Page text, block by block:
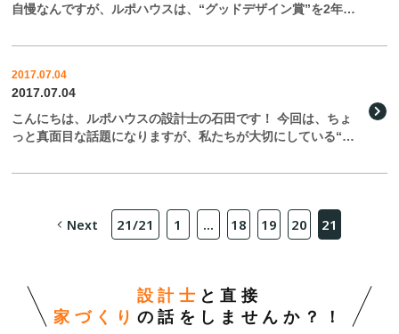
自慢なんですが、ルポハウスは、“グッドデザイン賞”を2年連
んです！ かっこいいのに、住みやすい。かっこいいの […]
2017.07.04
2017.07.04
こんにちは、ルポハウスの設計士の石田です！ 今回は、ちょ
っと真面目な話題になりますが、私たちが大切にしている“想
切な友人」。 これは、ルポハウスが一番大切にしてい […]
Next 21/21 1 ... 18 19 20 21
設計士 と直接
家づくり の話をしませんか？！